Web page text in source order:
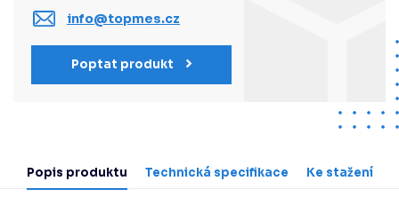
info@topmes.cz
Poptat produkt
Popis produktu Technická specifikace Ke stažení